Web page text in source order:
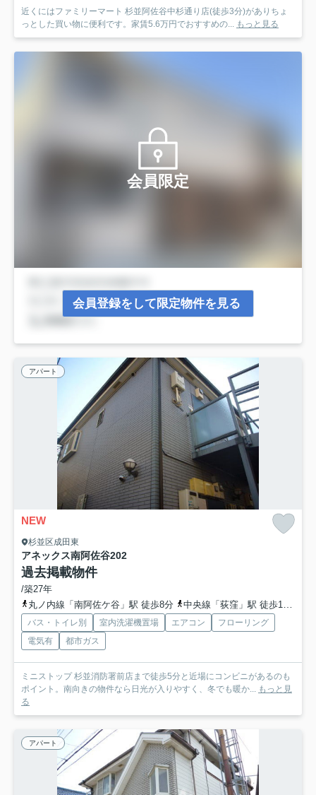
近くにはファミリーマート 杉並阿佐谷中杉通り店(徒歩3分)がありちょ
っとした買い物に便利です。家賃5.6万円でおすすめの... もっと見る
会員限定
会員登録をして限定物件を見る
アパート
NEW
杉並区成田東
アネックス南阿佐谷202
過去掲載物件
/築27年
丸ノ内線「南阿佐ケ谷」駅 徒歩8分
中央線「荻窪」駅 徒歩18分
バス・トイレ別 室内洗濯機置場 エアコン
フローリング
電気有
都市ガス
ミニストップ 杉並消防署前店まで徒歩5分と近場にコンビニがあるのも
ポイント。南向きの物件なら日光が入りやすく、冬でも暖か... もっと見
る
アパート